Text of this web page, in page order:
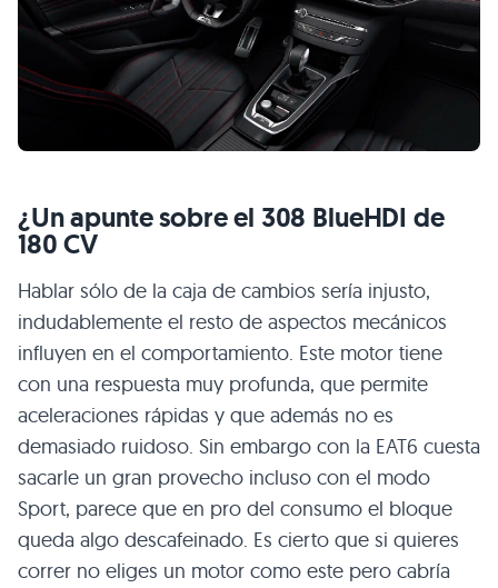
¿Un apunte sobre el 308 BlueHDI de
180 CV
Hablar sólo de la caja de cambios sería injusto,
indudablemente el resto de aspectos mecánicos
influyen en el comportamiento. Este motor tiene
con una respuesta muy profunda, que permite
aceleraciones rápidas y que además no es
demasiado ruidoso. Sin embargo con la EAT6 cuesta
sacarle un gran provecho incluso con el modo
Sport, parece que en pro del consumo el bloque
queda algo descafeinado. Es cierto que si quieres
correr no eliges un motor como este pero cabría